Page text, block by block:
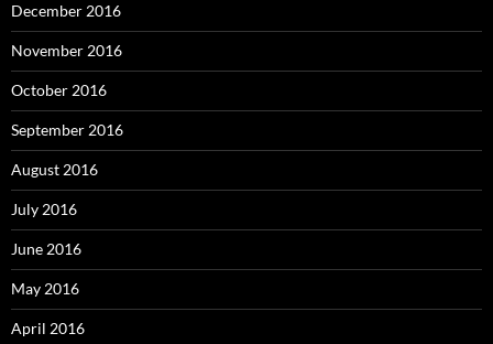
December 2016
November 2016
October 2016
September 2016
August 2016
July 2016
June 2016
May 2016
April 2016